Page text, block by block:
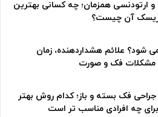
و ارتودنسی همزمان؛ چه کسانی بهترین
ریسک آن چیست؟
شود؟ علائم هشداردهنده، زمان
مشکلات فک و صورت
فک بسته و باز؛ کدام روش بهتر
چه افرادی مناسب تر است